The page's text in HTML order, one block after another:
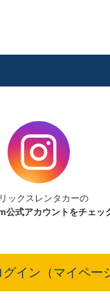
ックスレンタカーの
公式アカウントをチェッ
グイン（マイペー